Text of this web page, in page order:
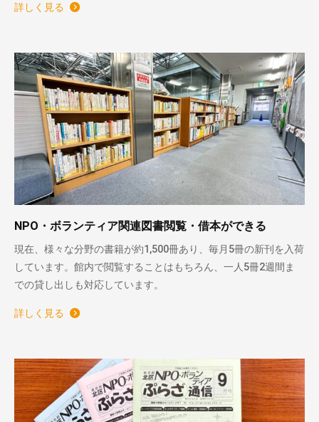
詳しく見る
NPO・ボランティア関連図書閲覧・借本ができる
現在、様々な分野の書籍が約1,500冊あり、毎月5冊の新刊を入荷
しています。館内で閲覧することはもちろん、一人5冊2週間ま
での貸し出しも対応しています。
詳しく見る